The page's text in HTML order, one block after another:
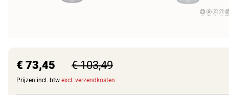
€ 73,45 € 103,49
Prijzen incl. btw excl. verzendkosten